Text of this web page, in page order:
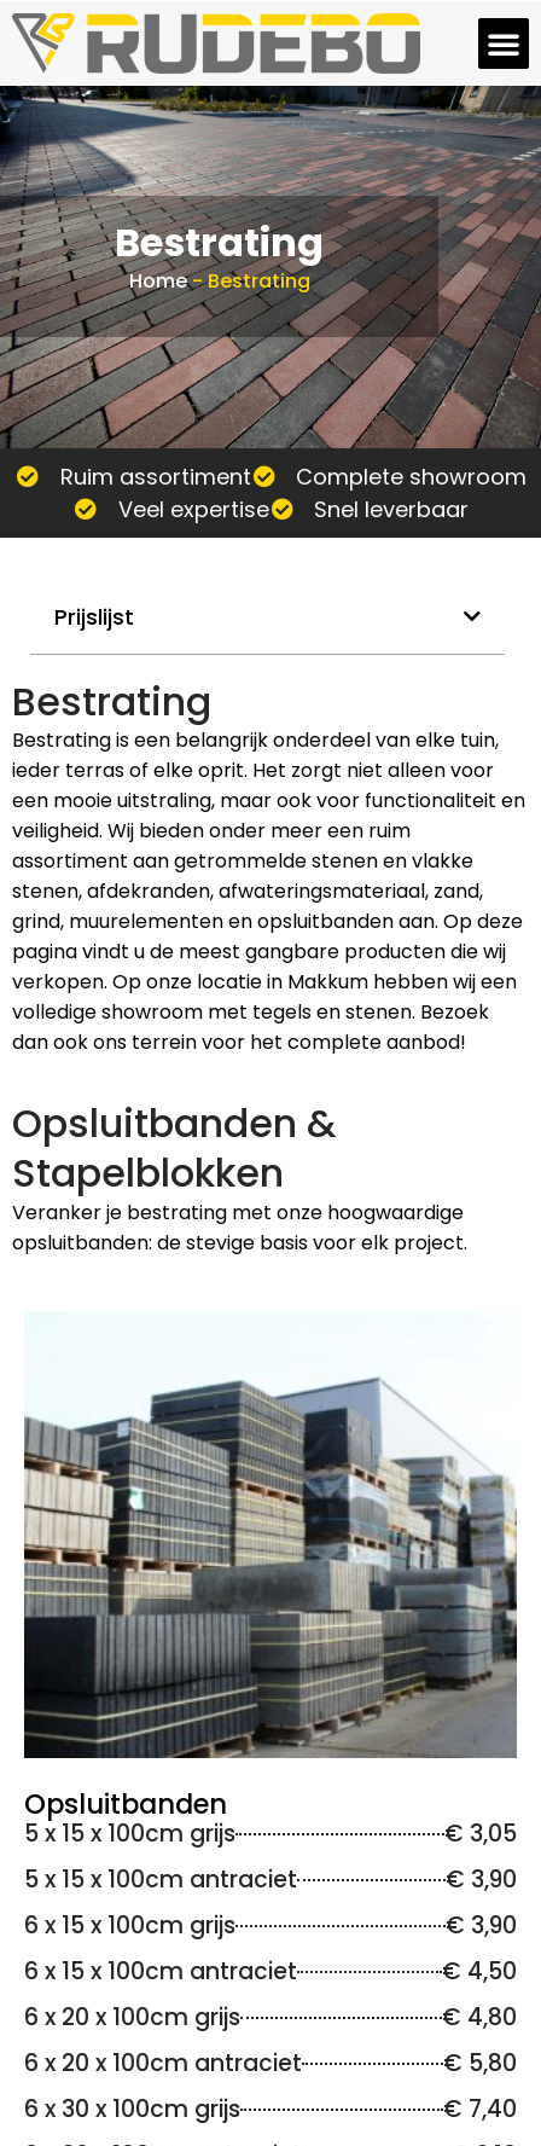
Bestrating
Home-Bestrating
Ruim assortiment
Complete showroom
Veel expertise
Snel leverbaar
Prijslijst
Bestrating
Bestrating is een belangrijk onderdeel van elke tuin,
ieder terras of elke oprit. Het zorgt niet alleen voor
een mooie uitstraling, maar ook voor functionaliteit en
veiligheid. Wij bieden onder meer een ruim
assortiment aan getrommelde stenen en vlakke
stenen, afdekranden, afwateringsmateriaal, zand,
grind, muurelementen en opsluitbanden aan. Op deze
pagina vindt u de meest gangbare producten die wij
verkopen. Op onze locatie in Makkum hebben wij een
volledige showroom met tegels en stenen. Bezoek
dan ook ons terrein voor het complete aanbod!
Opsluitbanden &
Stapelblokken
Veranker je bestrating met onze hoogwaardige
opsluitbanden: de stevige basis voor elk project.
Opsluitbanden
5 x 15 x 100cm grijs
€ 3,05
5 x 15 x 100cm antraciet
€ 3,90
6 x 15 x 100cm grijs
€ 3,90
6 x 15 x 100cm antraciet
€ 4,50
6 x 20 x 100cm grijs
€ 4,80
6 x 20 x 100cm antraciet
€ 5,80
6 x 30 x 100cm grijs
€ 7,40